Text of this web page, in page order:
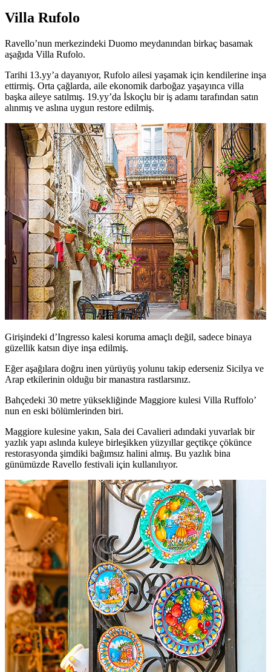
Villa Rufolo
Ravello’nun merkezindeki Duomo meydanından birkaç basamak
aşağıda Villa Rufolo.
Tarihi 13.yy’a dayanıyor, Rufolo ailesi yaşamak için kendilerine inşa
ettirmiş. Orta çağlarda, aile ekonomik darboğaz yaşayınca villa
başka aileye satılmış. 19.yy’da İskoçlu bir iş adamı tarafından satın
alınmış ve aslına uygun restore edilmiş.
Girişindeki d’Ingresso kalesi koruma amaçlı değil, sadece binaya
güzellik katsın diye inşa edilmiş.
Eğer aşağılara doğru inen yürüyüş yolunu takip ederseniz Sicilya ve
Arap etkilerinin olduğu bir manastıra rastlarsınız.
Bahçedeki 30 metre yüksekliğinde Maggiore kulesi Villa Ruffolo’
nun en eski bölümlerinden biri.
Maggiore kulesine yakın, Sala dei Cavalieri adındaki yuvarlak bir
yazlık yapı aslında kuleye birleşikken yüzyıllar geçtikçe çökünce
restorasyonda şimdiki bağımsız halini almış. Bu yazlık bina
günümüzde Ravello festivali için kullanılıyor.